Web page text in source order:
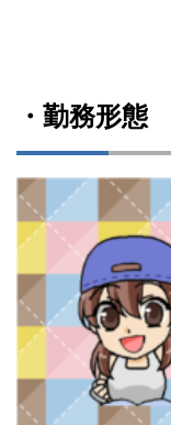
・勤務形態